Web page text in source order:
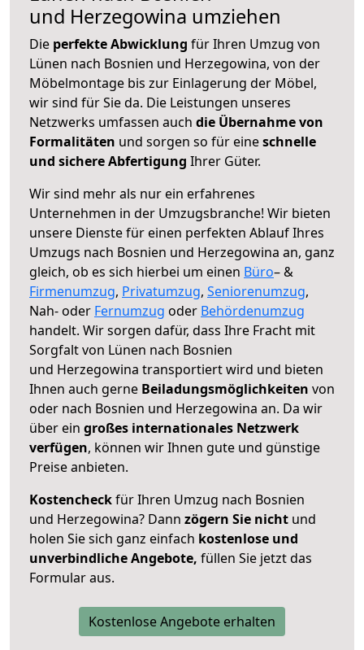
und Herzegowina umziehen
Die perfekte Abwicklung für Ihren Umzug von
Lünen nach Bosnien und Herzegowina, von der
Möbelmontage bis zur Einlagerung der Möbel,
wir sind für Sie da. Die Leistungen unseres
Netzwerks umfassen auch die Übernahme von
Formalitäten und sorgen so für eineschnelle
und sichere Abfertigung Ihrer Güter.
Wir sind mehr als nur ein erfahrenes
Unternehmen in der Umzugsbranche! Wir bieten
unsere Dienste für einen perfekten Ablauf Ihres
Umzugs nach Bosnien und Herzegowina an, ganz
gleich, ob es sich hierbei um einen Büro– &
Firmenumzug, Privatumzug, Seniorenumzug,
Nah- oder Fernumzug oder Behördenumzug
handelt. Wir sorgen dafür, dass Ihre Fracht mit
Sorgfalt von Lünen nach Bosnien
und Herzegowina transportiert wird und bieten
Ihnen auch gerne Beiladungsmöglichkeiten von
oder nach Bosnien und Herzegowina an. Da wir
über ein großes internationales Netzwerk
verfügen, können wir Ihnen gute und günstige
Preise anbieten.
Kostencheckfür Ihren Umzug nach Bosnien
und Herzegowina? Dann zögern Sie nicht und
holen Sie sich ganz einfach kostenlose und
unverbindliche Angebote, füllen Sie jetzt das
Formular aus.
Kostenlose Angebote erhalten